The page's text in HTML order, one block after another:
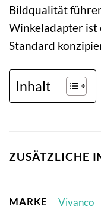
Bildqualität
Winkeladapter ist
Standard
Inhalt
ZUSÄTZLICHE
MARKE Vivanco